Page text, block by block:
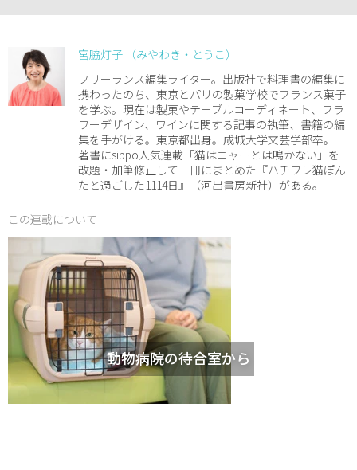
宮脇灯子 （みやわき・とうこ）
フリーランス編集ライター。出版社で料理書の編集に
携わったのち、東京とパリの製菓学校でフランス菓子
を学ぶ。現在は製菓やテーブルコーディネート、フラ
ワーデザイン、ワインに関する記事の執筆、書籍の編
集を手がける。東京都出身。成城大学文芸学部卒。
著書にsippo人気連載「猫はニャーとは鳴かない」を
改題・加筆修正して一冊にまとめた『ハチワレ猫ぽん
たと過ごした1114日』（河出書房新社）がある。
この連載について
動物病院の待合室から